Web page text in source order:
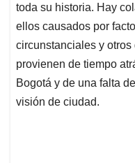
toda su historia. Hay
ellos causados por
circunstanciales y
provienen de tiempo
Bogotá y de una falta
visión de ciudad.